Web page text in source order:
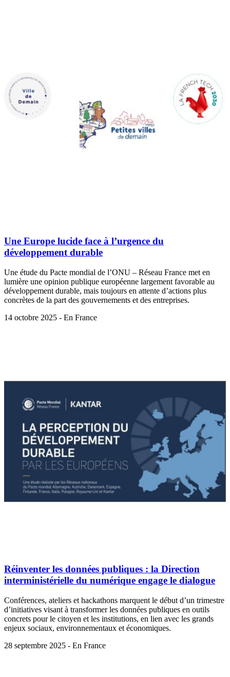
Une Europe lucide face à l’urgence du
développement durable
Une étude du Pacte mondial de l’ONU – Réseau France met en
lumière une opinion publique européenne largement favorable au
développement durable, mais toujours en attente d’actions plus
concrètes de la part des gouvernements et des entreprises.
14 octobre 2025 - En France
Réinventer les données publiques : la Direction
interministérielle du numérique engage le dialogue
Conférences, ateliers et hackathons marquent le début d’un trimestre
d’initiatives visant à transformer les données publiques en outils
concrets pour le citoyen et les institutions, en lien avec les grands
enjeux sociaux, environnementaux et économiques.
28 septembre 2025 - En France